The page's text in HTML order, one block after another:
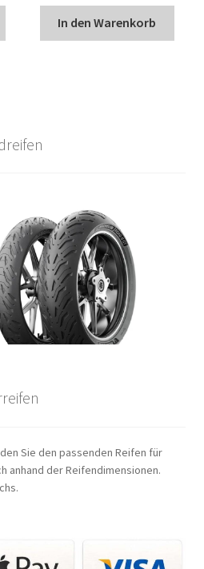
In den Warenkorb
Sie den passenden Reifen für
anhand der Reifendimensionen.